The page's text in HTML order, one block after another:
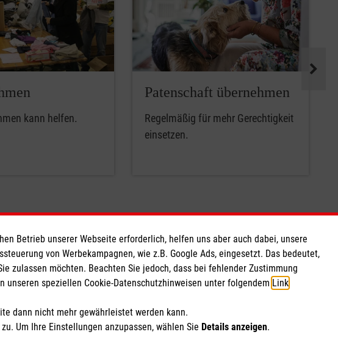
kann helfen.
Patenschaft übernehmen
Regelmäßig für mehr Gerechtigkeit
einsetzen.
Hilfsdienst e.V.
So finden Sie uns
Tückelhäuserstr. 13
Telefon: 09331 984 98 37
Betrieb unserer Webseite erforderlich, helfen uns aber auch dabei, unsere
von Werbekampagnen, wie z.B. Google Ads, eingesetzt. Das bedeutet,
zulassen möchten. Beachten Sie jedoch, dass bei fehlender Zustimmung
speziellen Cookie-Datenschutzhinweisen unter folgendem Link
dann nicht mehr gewährleistet werden kann.
Um Ihre Einstellungen anzupassen, wählen Sie Details anzeigen.